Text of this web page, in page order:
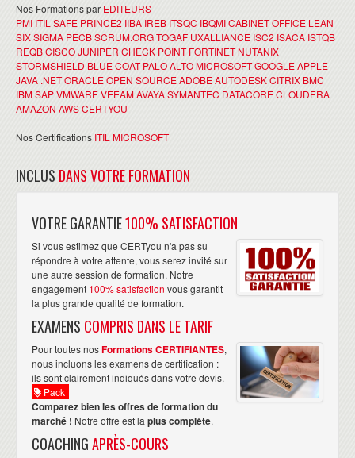
Nos Formations par EDITEURS
PMI ITIL SAFE PRINCE2 IIBA IREB ITSQC IBQMICABINET OFFICE LEAN
SIX SIGMA PECBSCRUM.ORGTOGAF UXALLIANCE ISC2 ISACA ISTQB
REQBCISCOJUNIPER CHECK POINT FORTINETNUTANIX
STORMSHIELD BLUE COAT PALO ALTOMICROSOFTGOOGLEAPPLE
JAVA .NETORACLEOPEN SOURCEADOBEAUTODESKCITRIX BMC
IBMSAPVMWAREVEEAMAVAYASYMANTEC DATACORECLOUDERA
AMAZON AWSCERTYOU
Nos Certifications ITIL MICROSOFT
INCLUS DANS VOTRE FORMATION
VOTRE GARANTIE100% SATISFACTION
Si vous estimez que CERTyou n'a pas su
répondre à votre attente, vous serez invité sur
une autre session de formation. Notre
engagement 100% satisfaction vous garantit
la plus grande qualité de formation.
EXAMENS COMPRIS DANS LE TARIF
Pour toutes nosFormations CERTIFIANTES,
nous incluons les examens de certification :
ils sont clairement indiqués dans votre devis.
Pack
Comparez bien les offres de formation du
marché ! Notre offre est la plus complète.
COACHINGAPRÈS-COURS